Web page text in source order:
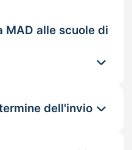
MAD alle scuole di
dell'invio